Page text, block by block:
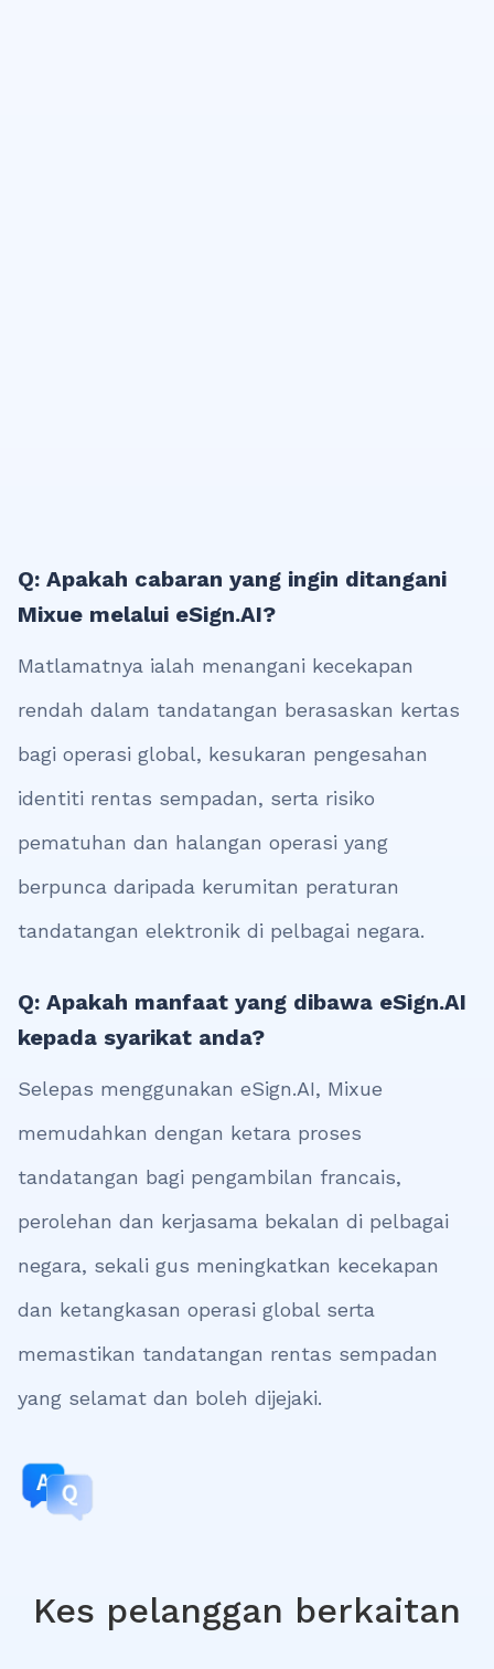
Q: Apakah cabaran yang ingin ditangani
Mixue melalui eSign.AI?
Matlamatnya ialah menangani kecekapan
rendah dalam tandatangan berasaskan kertas
bagi operasi global, kesukaran pengesahan
identiti rentas sempadan, serta risiko
pematuhan dan halangan operasi yang
berpunca daripada kerumitan peraturan
tandatangan elektronik di pelbagai negara.
Q: Apakah manfaat yang dibawa eSign.AI
kepada syarikat anda?
Selepas menggunakan eSign.AI, Mixue
memudahkan dengan ketara proses
tandatangan bagi pengambilan francais,
perolehan dan kerjasama bekalan di pelbagai
negara, sekali gus meningkatkan kecekapan
dan ketangkasan operasi global serta
memastikan tandatangan rentas sempadan
yang selamat dan boleh dijejaki.
Kes pelanggan berkaitan